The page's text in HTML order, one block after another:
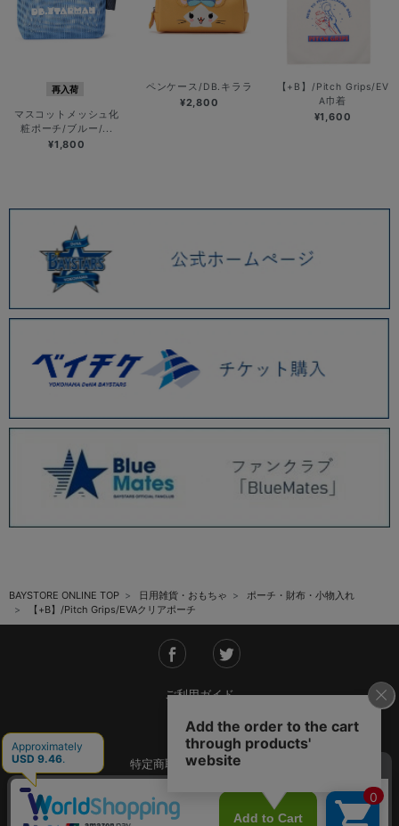
再入荷
マスコットメッシュ化
粧ポーチ/ブルー/...
¥1,800
ペンケース/DB.キララ
¥2,800
【+B】/Pitch Grips/EV
A巾着
¥1,600
BAYSTORE ONLINE TOP 日用雑貨・おもちゃ
ポーチ・財布・小物入れ
【+B】/Pitch Grips/EVAクリアポーチ
ご利用ガイド
会社概要
特定商取引法に基づく表記
ご利用規約